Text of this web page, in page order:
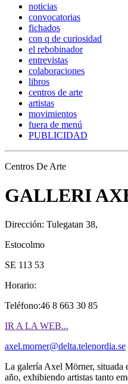
noticias
convocatorias
fichados
con q de curiosidad
el rebobinador
entrevistas
colaboraciones
libros
centros de arte
artistas
movimientos
fuera de menú
PUBLICIDAD
Centros De Arte
GALLERI
Dirección: Tulegatan 38,
Estocolmo
SE 113 53
Horario:
Teléfono:46 8 663 30 85
IR A LA WEB...
axel.morner@delta.telenordia.se
La galería Axel Mörner, situada
año, exhibiendo artistas tanto